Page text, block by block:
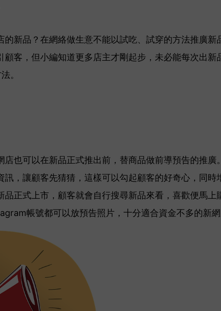
的新品？在網絡做生意不能以試吃、試穿的方法推廣新
客，但小編知道更多店主才剛起步，未必能每次出新
。
店也可以在新品正式推出前，替商品做前導預告的推廣
，讓顧客先猜猜，這樣可以勾起顧客的好奇心，同時
正式上市，顧客就會自行搜尋新品來看，喜歡便馬上
帳號都可以放預告照片，十分適合資金不多的新網